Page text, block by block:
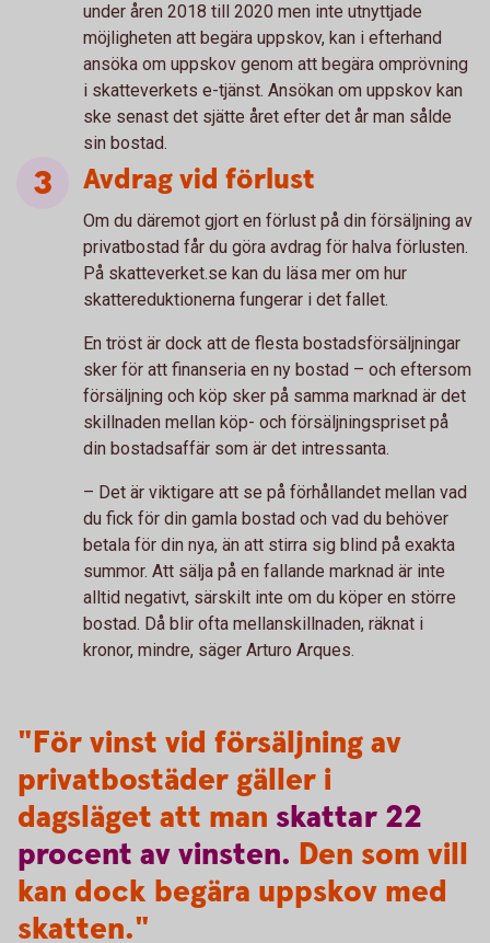
under åren 2018 till 2020 men inte utnyttjade
möjligheten att begära uppskov, kan i efterhand
ansöka om uppskov genom att begära omprövning
i skatteverkets e-tjänst. Ansökan om uppskov kan
ske senast det sjätte året efter det år man sålde
sin bostad.
Avdrag vid förlust
Om du däremot gjort en förlust på din försäljning av
privatbostad får du göra avdrag för halva förlusten.
På skatteverket.se kan du läsa mer om hur
skattereduktionerna fungerar i det fallet.
En tröst är dock att de flesta bostadsförsäljningar
sker för att finanseria en ny bostad – och eftersom
försäljning och köp sker på samma marknad är det
skillnaden mellan köp- och försäljningspriset på
din bostadsaffär som är det intressanta.
– Det är viktigare att se på förhållandet mellan vad
du fick för din gamla bostad och vad du behöver
betala för din nya, än att stirra sig blind på exakta
summor. Att sälja på en fallande marknad är inte
alltid negativt, särskilt inte om du köper en större
bostad. Då blir ofta mellanskillnaden, räknat i
kronor, mindre, säger Arturo Arques.
"För vinst vid försäljning av
privatbostäder gäller i
dagsläget att man skattar 22
procent avvinsten. Den som vill
kan dock begära uppskov med
skatten."